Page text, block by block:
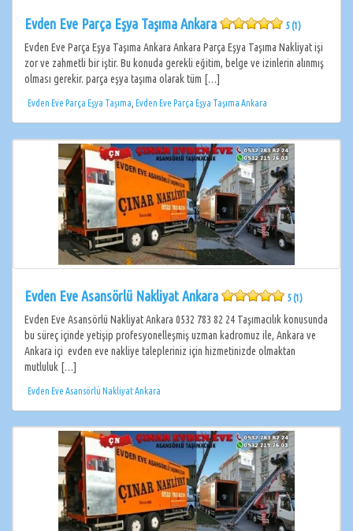
Evden Eve Parça Eşya Taşıma Ankara 5 (1)
Evden Eve Parça Eşya Taşıma Ankara Ankara Parça Eşya Taşıma Nakliyat işi
zor ve zahmetli bir iştir. Bu konuda gerekli eğitim, belge ve izinlerin alınmış
olması gerekir. parça eşya taşıma olarak tüm […]
Evden Eve Parça Eşya Taşıma Evden Eve Parça Eşya Taşıma Ankara
Evden Eve Asansörlü Nakliyat Ankara 5 (1)
Evden Eve Asansörlü Nakliyat Ankara 0532 783 82 24 Taşımacılık konusunda
bu süreç içinde yetişip profesyonelleşmiş uzman kadromuz ile, Ankara ve
Ankara içi evden eve nakliye talepleriniz için hizmetinizde olmaktan
mutluluk […]
Evden Eve Asansörlü Nakliyat Ankara